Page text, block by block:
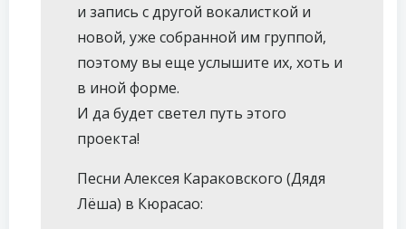
и запись с другой вокалисткой и
новой, уже собранной им группой,
поэтому вы еще услышите их, хоть и
в иной форме.
И да будет светел путь этого
проекта!
Песни Алексея Караковского (Дядя
Лёша) в Кюрасао: